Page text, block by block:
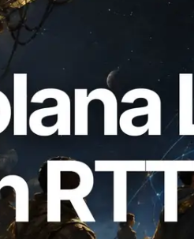
Slot API'yi 7
ölçümüyle
Information API